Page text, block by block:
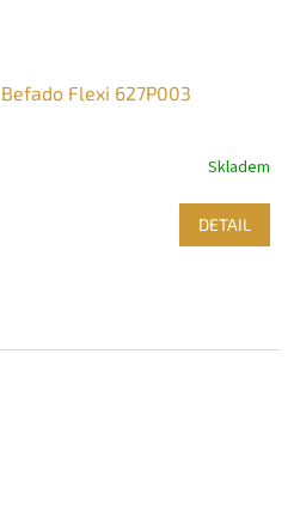
Flexi 627P003
Skladem
DETAIL